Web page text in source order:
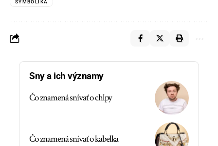
SYMBOLIKA
Sny a ich významy
Čo znamená snívať o chlpy
Čo znamená snívať o kabelka